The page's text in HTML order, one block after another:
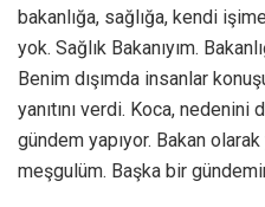
bakanlığa, sağlığa, kendi
yok. Sağlık Bakanıyım.
Benim dışımda insanlar
yanıtını verdi. Koca, nedenini
gündem yapıyor. Bakan
meşgulüm. Başka bir